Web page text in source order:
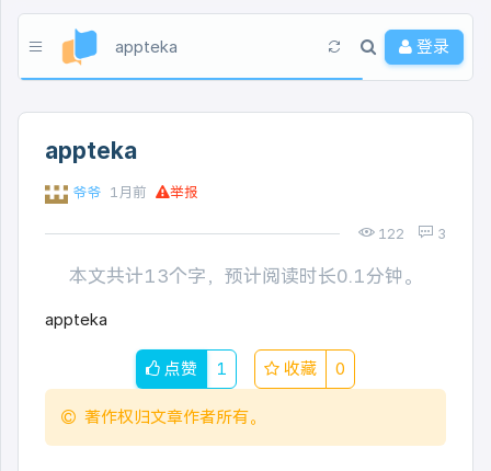
appteka 登录
appteka
爷爷 1月前 举报
122 3
本文共计13个字，预计阅读时长0.1分钟。
appteka
点赞 1 收藏 0
著作权归文章作者所有。